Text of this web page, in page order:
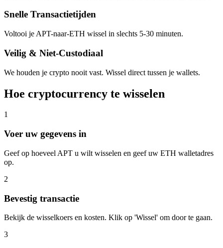
Snelle Transactietijden
Voltooi je APT-naar-ETH wissel in slechts 5-30 minuten.
Veilig & Niet-Custodiaal
We houden je crypto nooit vast. Wissel direct tussen je wallets.
Hoe cryptocurrency te wisselen
1
Voer uw gegevens in
Geef op hoeveel APT u wilt wisselen en geef uw ETH walletadres
op.
2
Bevestig transactie
Bekijk de wisselkoers en kosten. Klik op 'Wissel' om door te gaan.
3